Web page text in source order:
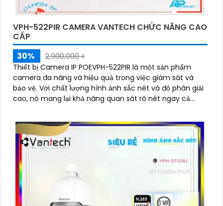
VPH-522PIR CAMERA VANTECH CHỨC NĂNG CAO
CẤP
30%
2,900,000 ₫
Thiết bị Camera IP POEVPH-522PIR là một sản phẩm
camera đa năng và hiệu quả trong việc giám sát và
bảo vệ. Với chất lượng hình ảnh sắc nét và độ phân giải
cao, nó mang lại khả năng quan sát rõ nét ngay cả